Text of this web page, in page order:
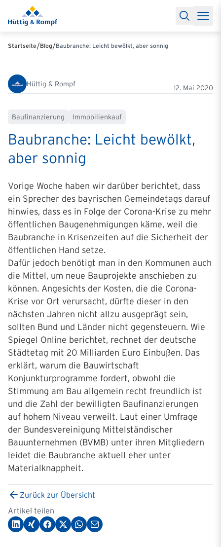
Baufinanzierung
RechnerBaufinanzierungsrechner
Anschlussfinanzierung
Partnerschaft
Partner werden
Käuferprofile 2026
News & Events
Über unsIhre Ansprechpartner
Startseite/Blog/Baubranche: Leicht bewölkt, aber sonnig
Hüttig & Rompf 12. Mai 2020
Baufinanzierung Immobilienkauf
Baubranche: Leicht bewölkt,
aber sonnig
Vorige Woche haben wir darüber berichtet, dass
ein Sprecher des bayrischen Gemeindetags darauf
hinwies, dass es in Folge der Corona-Krise zu mehr
öffentlichen Baugenehmigungen käme, weil die
Baubranche in Krisenzeiten auf die Sicherheit der
öffentlichen Hand setze.
Dafür jedoch benötigt man in den Kommunen auch
die Mittel, um neue Bauprojekte anschieben zu
können. Angesichts der Kosten, die die Corona-
Krise vor Ort verursacht, dürfte dieser in den
nächsten Jahren nicht allzu ausgeprägt sein,
sollten Bund und Länder nicht gegensteuern. Wie
Spiegel Online berichtet, rechnet der deutsche
Städtetag mit 20 Milliarden Euro Einbußen. Das
erklärt, warum die Bauwirtschaft
Konjunkturprogramme fordert, obwohl die
Stimmung am Bau allgemein recht freundlich ist
und die Zahl der bewilligten Baufinanzierungen
auf hohem Niveau verweilt. Laut einer Umfrage
der Bundesvereinigung Mittelständischer
Bauunternehmen (BVMB) unter ihren Mitgliedern
leidet die Baubranche aktuell eher unter
Materialknappheit.
Zurück zur Übersicht
Artikel teilen